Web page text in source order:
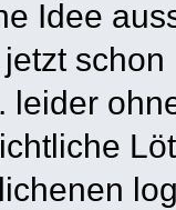
Idee
leider